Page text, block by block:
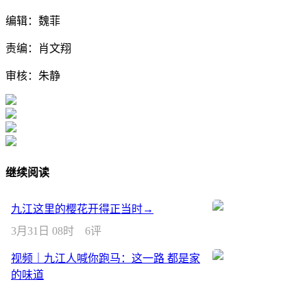
编辑：魏菲
责编：肖文翔
审核：朱静
继续阅读
九江这里的樱花开得正当时→
3月31日 08时
6评
视频｜九江人喊你跑马：这一路 都是家
的味道